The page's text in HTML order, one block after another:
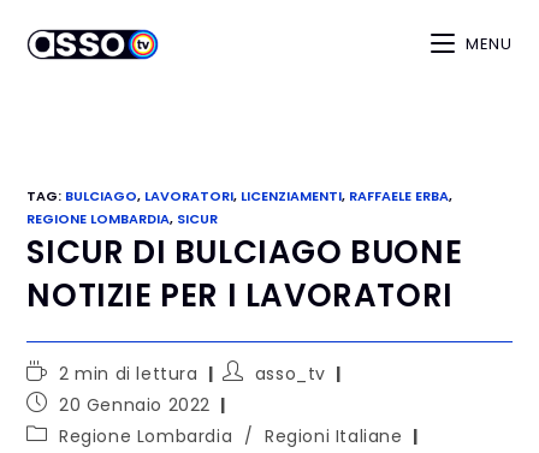
MENU
TAG: BULCIAGO, LAVORATORI, LICENZIAMENTI, RAFFAELE ERBA,
REGIONE LOMBARDIA, SICUR
SICUR DI BULCIAGO BUONE
NOTIZIE PER I LAVORATORI
2 min di lettura
asso_tv
20 Gennaio 2022
Regione Lombardia / Regioni Italiane